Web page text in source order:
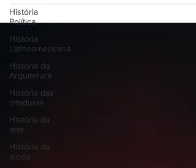
História
Política
História
Latinoamericana
História da
Arquitetura
História das
ditaduras
História da
arte
História da
moda